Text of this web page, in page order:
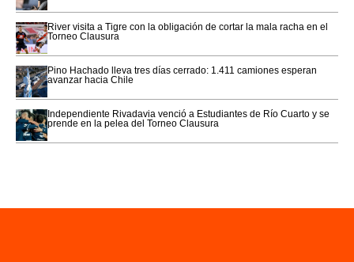
River visita a Tigre con la obligación de cortar la mala racha en el
Torneo Clausura
Pino Hachado lleva tres días cerrado: 1.411 camiones esperan
avanzar hacia Chile
Independiente Rivadavia venció a Estudiantes de Río Cuarto y se
prende en la pelea del Torneo Clausura